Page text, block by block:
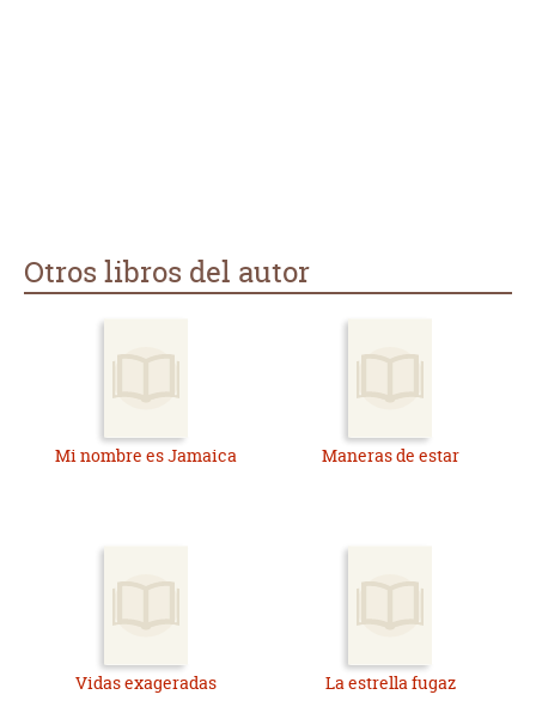
Otros libros del autor
Mi nombre es Jamaica Maneras de estar
Vidas exageradas La estrella fugaz